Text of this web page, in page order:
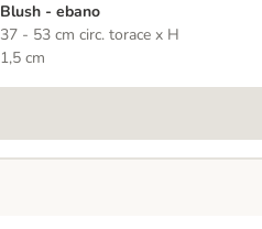
Blush - ebano
37 - 53 cm circ. torace x H
1,5 cm